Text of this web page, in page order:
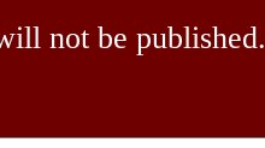
not be published.